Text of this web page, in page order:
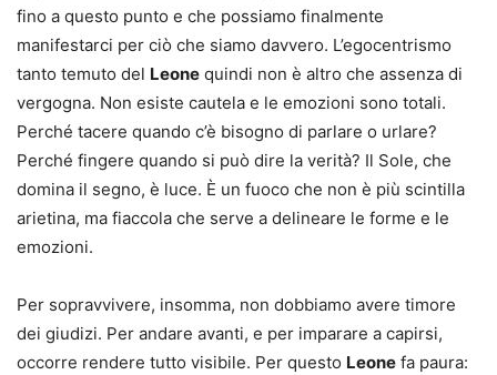
fino a questo punto e che possiamo finalmente
manifestarci per ciò che siamo davvero. L’egocentrismo
tanto temuto del Leone quindi non è altro che assenza di
vergogna. Non esiste cautela e le emozioni sono totali.
Perché tacere quando c’è bisogno di parlare o urlare?
Perché fingere quando si può dire la verità? Il Sole, che
domina il segno, è luce. È un fuoco che non è più scintilla
arietina, ma fiaccola che serve a delineare le forme e le
emozioni.
Per sopravvivere, insomma, non dobbiamo avere timore
dei giudizi. Per andare avanti, e per imparare a capirsi,
occorre rendere tutto visibile. Per questo Leone fa paura: